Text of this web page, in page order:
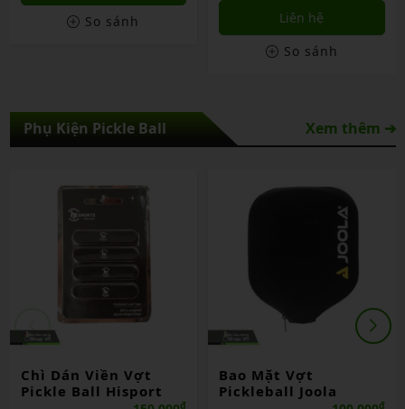
So sánh
Liên hệ
So sánh
Phụ Kiện Pickle Ball Xem thêm ➔
Chì Dán Viền Vợt
Pickle Ball Hisport
₫
Bao Mặt Vợt
Pickleball Joola
₫